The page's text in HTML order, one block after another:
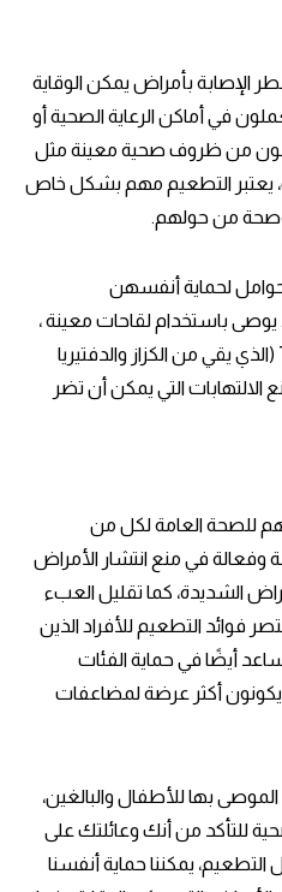
الإصابة بأمراض يمكن الوقاية
في أماكن الرعاية الصحية أو
من ظروف صحية معينة مثل
يعتبر التطعيم مهم بشكل خاص
وصحة من حولهم.
لحماية أنفسهن
يوصى باستخدام لقاحات معينة ،
مثل لقاح الأنفلونزا ولقاح Tdap (الذي يقي من الكزاز والدفتيريا
الالتهابات التي يمكن أن تضر
للصحة العامة لكل من
وفعالة في منع انتشار الأمراض
الشديدة، كما تقليل العبء
فوائد التطعيم للأفراد الذين
أيضًا في حماية الفئات
أكثر عرضة لمضاعفات
بها للأطفال والبالغين،
للتأكد من أنك وعائلتك على
يمكننا حماية أنفسنا